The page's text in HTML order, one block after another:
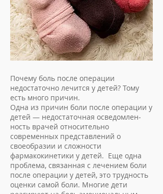
Почему боль после операции
недостаточно лечится у детей? То­му
есть много причин.
Одна из причин боли после операции у
детей — недостаточная осведомлен­
ность врачей относительно
современных представ­лений о
своеобразии и сложности
фармакокинети­ки у детей. Еще одна
проблема, связанная с лечением боли
после операции у детей, это трудность
оценки самой боли. Многие дети